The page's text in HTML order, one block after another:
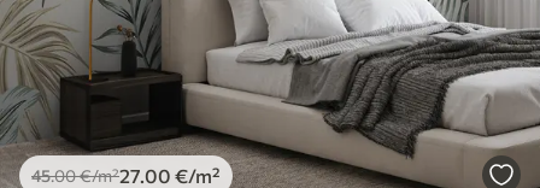
45.00€/m²27 .00 €/m²